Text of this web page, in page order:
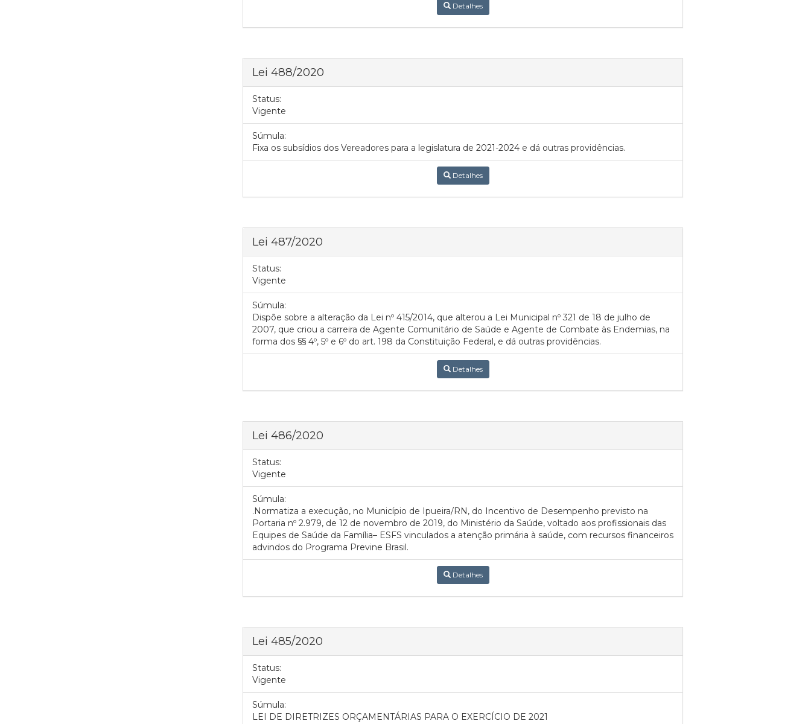
Detalhes
Lei 488/2020
Status:
Vigente
Súmula:
Fixa os subsídios dos Vereadores para a legislatura de 2021-2024 e dá outras providências.
Detalhes
Lei 487/2020
Status:
Vigente
Súmula:
Dispõe sobre a alteração da Lei nº 415/2014, que alterou a Lei Municipal nº 321 de 18 de julho de
2007, que criou a carreira de Agente Comunitário de Saúde e Agente de Combate às Endemias, na
forma dos §§ 4º, 5º e 6º do art. 198 da Constituição Federal, e dá outras providências.
Detalhes
Lei 486/2020
Status:
Vigente
Súmula:
.Normatiza a execução, no Município de Ipueira/RN, do Incentivo de Desempenho previsto na
Portaria nº 2.979, de 12 de novembro de 2019, do Ministério da Saúde, voltado aos profissionais das
Equipes de Saúde da Família– ESFS vinculados a atenção primária à saúde, com recursos financeiros
advindos do Programa Previne Brasil.
Detalhes
Lei 485/2020
Status:
Vigente
Súmula:
LEI DE DIRETRIZES ORÇAMENTÁRIAS PARA O EXERCÍCIO DE 2021